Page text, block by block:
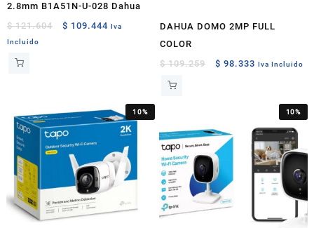
2.8mm B1A51N-U-028 Dahua
$121.604
Original
$ 109.444 Current
Iva
Incluido
DAHUA DOMO 2MP FULL
COLOR
$109.259
Original
$ 98.333 Current
$ 98.333.
Iva Incluido
10% 10%